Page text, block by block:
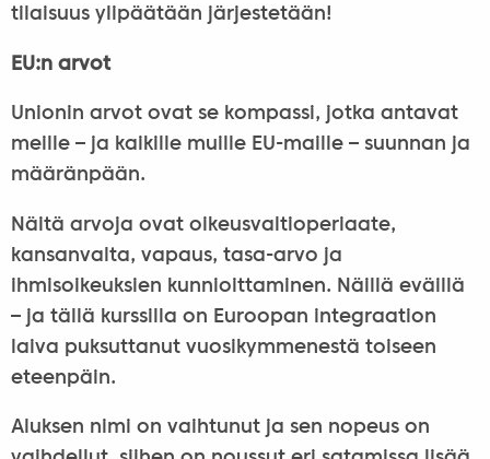
tilaisuus ylipäätään järjestetään!
EU:n arvot
Unionin arvot ovat se kompassi, jotka antavat
meille – ja kaikille muille EU-maille – suunnan ja
määränpään.
Näitä arvoja ovat oikeusvaltioperiaate,
kansanvalta, vapaus, tasa-arvo ja
ihmisoikeuksien kunnioittaminen. Näillä eväillä
– ja tällä kurssilla on Euroopan integraation
laiva puksuttanut vuosikymmenestä toiseen
eteenpäin.
Aluksen nimi on vaihtunut ja sen nopeus on